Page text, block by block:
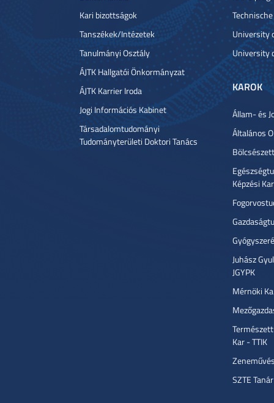
Kari bizottságok
Tanszékek/Intézetek
Tanulmányi Osztály
ÁJTK Hallgatói Önkormányzat
ÁJTK Karrier Iroda
Jogi Információs Kabinet
Társadalomtudományi
Tudományterületi Doktori Tanács
University
University
KAROK
Állam- és
Általános
Képzési
Juhász
JGYPK
Mérnöki
Kar - TTIK
SZTE